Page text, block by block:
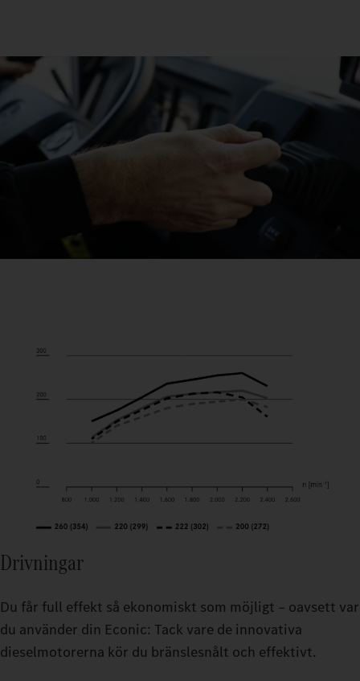
Drivningar
Du får full effekt så ekonomiskt som möjligt – oavsett var
du använder din Econic: Tack vare de innovativa
dieselmotorerna kör du bränslesnålt och effektivt.